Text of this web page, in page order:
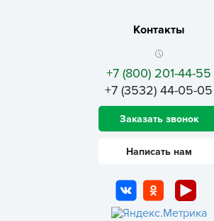
Контакты
+7 (800) 201-44-55
+7 (3532) 44-05-05
Заказать звонок
Написать нам